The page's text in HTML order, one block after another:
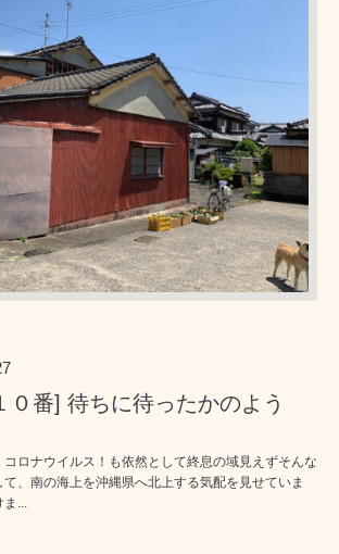
０番] 待ちに待ったかのよう
ロナウイルス！も依然として終息の域見えずそんな
、南の海上を沖縄県へ北上する気配を見せていま
...